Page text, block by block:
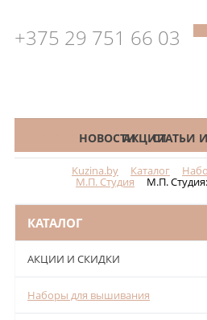
+375 29 751 66 03
КАТАЛОГНОВОСТИАКЦИИСТАТЬИ
Kuzina.by Каталог
М.П. Студия М.П.
КАТАЛОГ
АКЦИИ И СКИДКИ
Наборы для вышивания